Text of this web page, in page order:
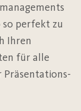
so perfekt zu
Ihren
für alle
Präsentations-